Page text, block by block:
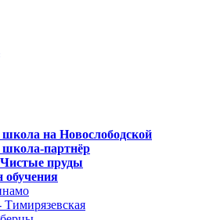
на Новослободской
партнёр
пруды
обучения